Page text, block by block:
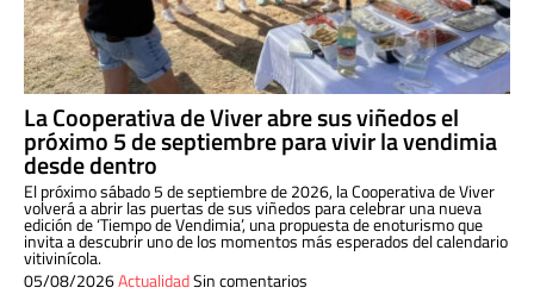
La Cooperativa de Viver abre sus viñedos el
próximo 5 de septiembre para vivir la vendimia
desde dentro
El próximo sábado 5 de septiembre de 2026, la Cooperativa de Viver
volverá a abrir las puertas de sus viñedos para celebrar una nueva
edición de ‘Tiempo de Vendimia’, una propuesta de enoturismo que
invita a descubrir uno de los momentos más esperados del calendario
vitivinícola.
05/08/2026ActualidadSin comentarios